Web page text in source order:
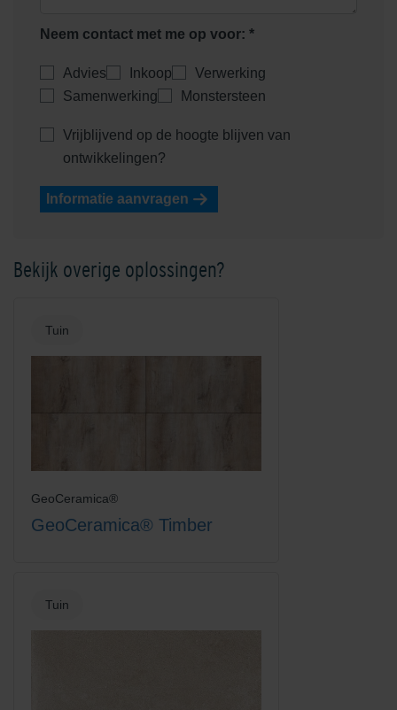
Neem contact met me op voor: *
Advies Inkoop
Verwerking
Samenwerking
Monstersteen
Vrijblijvend op de hoogte blijven van
ontwikkelingen?
Informatie aanvragen
Bekijk overige oplossingen?
Tuin
GeoCeramica®
GeoCeramica® Timber
Tuin